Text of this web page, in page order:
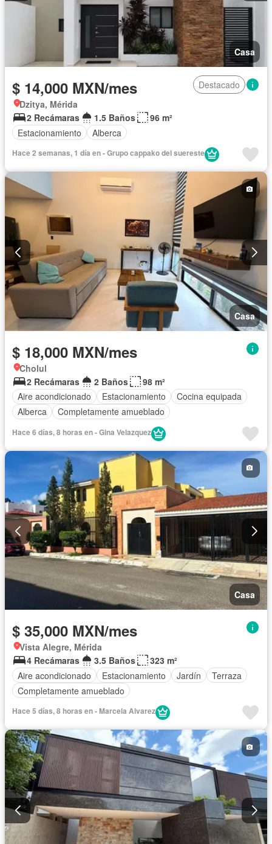
Casa
$ 14,000 MXN/mes
Destacado
Dzitya, Mérida
2 Recámaras
1.5 Baños
96 m²
Estacionamiento
Alberca
Hace 2 semanas, 1 día en - Grupo cappako del suereste
Casa
$ 18,000 MXN/mes
Cholul
2 Recámaras
2 Baños
98 m²
Aire acondicionado
Estacionamiento
Cocina equipada
Alberca
Completamente amueblado
Hace 6 días, 8 horas en - Gina Velazquez
Casa
$ 35,000 MXN/mes
Vista Alegre, Mérida
4 Recámaras
3.5 Baños
323 m²
Aire acondicionado
Estacionamiento Jardín
Terraza
Completamente amueblado
Hace 5 días, 8 horas en - Marcela Alvarez